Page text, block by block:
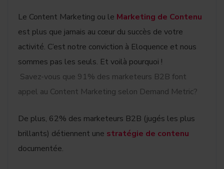
Le Content Marketing ou le Marketing de Contenu
est plus que jamais au cœur du succès de votre
activité. C’est notre conviction à Eloquence et nous
sommes pas les seuls. Et voilà pourquoi !
Savez-vous que 91% des marketeurs B2B font
appel au Content Marketing selon Demand Metric?
De plus, 62% des marketeurs B2B (jugés les plus
brillants) détiennent une stratégie de contenu
documentée.